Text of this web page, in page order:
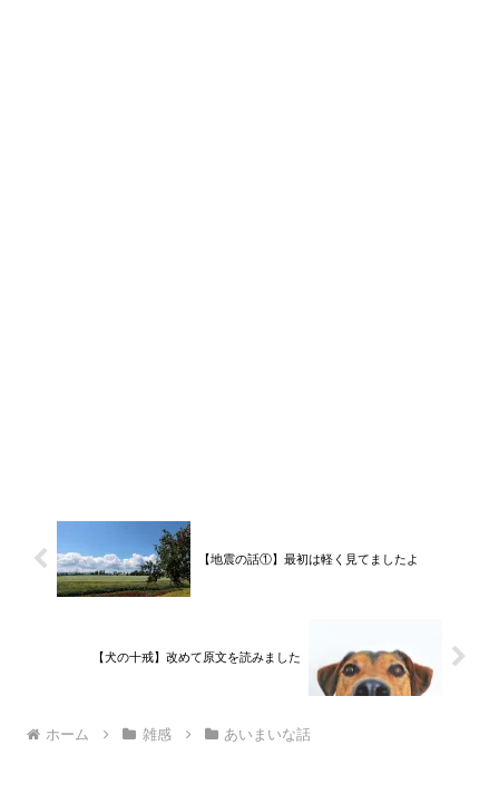
【地震の話①】最初は軽く見てましたよ
【犬の十戒】改めて原文を読みました
ホーム 雑感 あいまいな話